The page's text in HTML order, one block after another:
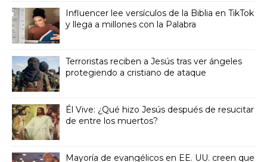
Influencer lee versículos de la Biblia en TikTok
y llega a millones con la Palabra
Terroristas reciben a Jesús tras ver ángeles
protegiendo a cristiano de ataque
Él Vive: ¿Qué hizo Jesús después de resucitar
de entre los muertos?
Mayoría de evangélicos en EE. UU. creen que